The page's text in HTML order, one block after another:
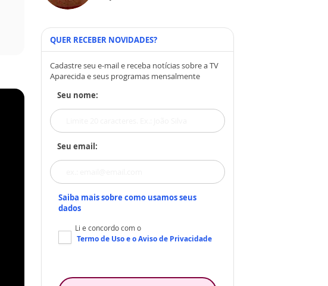
QUER RECEBER NOVIDADES?
Cadastre seu e-mail e receba notícias sobre a TV
Aparecida e seus programas mensalmente
Seu nome:
Seu email:
Saiba mais sobre como usamos seus
dados
Li e concordo com o
Termo de Usoe oAviso de Privacidade